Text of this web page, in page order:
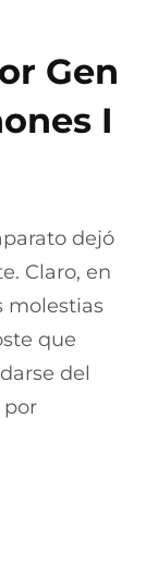
Gen
I
dejó
Claro, en
molestias
que
del
por